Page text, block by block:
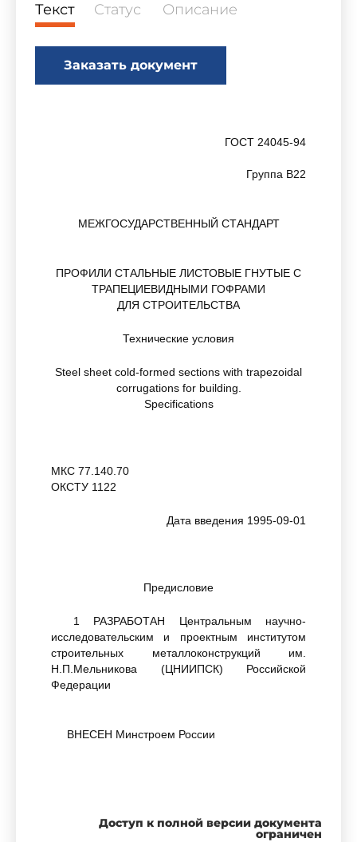
Текст Статус Описание
Заказать документ
ГОСТ 24045-94
Группа В22
МЕЖГОСУДАРСТВЕННЫЙ СТАНДАРТ
ПРОФИЛИ СТАЛЬНЫЕ ЛИСТОВЫЕ ГНУТЫЕ С
ТРАПЕЦИЕВИДНЫМИ ГОФРАМИ
ДЛЯ СТРОИТЕЛЬСТВА
Технические условия
Steel sheet cold-formed sections with trapezoidal
corrugations for building.
Specifications
МКС 77.140.70
ОКСТУ 1122
Дата введения 1995-09-01
Предисловие
1 РАЗРАБОТАН Центральным научно-
исследовательским и проектным институтом
строительных металлоконструкций им.
Н.П.Мельникова (ЦНИИПСК) Российской
Федерации
ВНЕСЕН Минстроем России
технической комиссией по стандартизации и
техническому нормированию в строительстве
Доступ к полной версии документа
ограничен